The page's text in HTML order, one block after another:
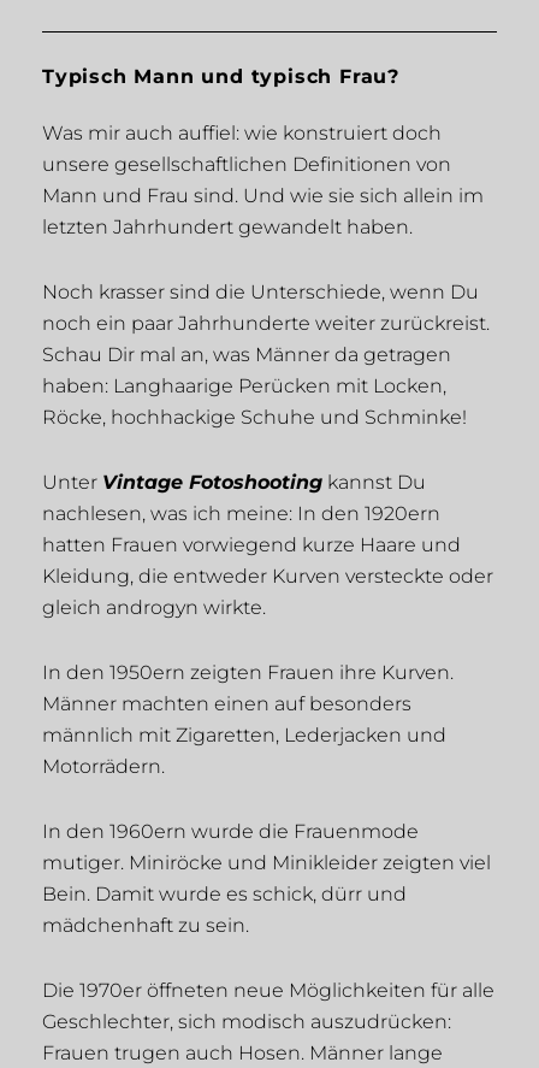
Typisch Mann und typisch Frau?
Was mir auch auffiel: wie konstruiert doch
unsere gesellschaftlichen Definitionen von
Mann und Frau sind. Und wie sie sich allein im
letzten Jahrhundert gewandelt haben.
Noch krasser sind die Unterschiede, wenn Du
noch ein paar Jahrhunderte weiter zurückreist.
Schau Dir mal an, was Männer da getragen
haben: Langhaarige Perücken mit Locken,
Röcke, hochhackige Schuhe und Schminke!
Unter Vintage Fotoshooting kannst Du
nachlesen, was ich meine: In den 1920ern
hatten Frauen vorwiegend kurze Haare und
Kleidung, die entweder Kurven versteckte oder
gleich androgyn wirkte.
In den 1950ern zeigten Frauen ihre Kurven.
Männer machten einen auf besonders
männlich mit Zigaretten, Lederjacken und
Motorrädern.
In den 1960ern wurde die Frauenmode
mutiger. Miniröcke und Minikleider zeigten viel
Bein. Damit wurde es schick, dürr und
mädchenhaft zu sein.
Die 1970er öffneten neue Möglichkeiten für alle
Geschlechter, sich modisch auszudrücken:
Frauen trugen auch Hosen. Männer lange